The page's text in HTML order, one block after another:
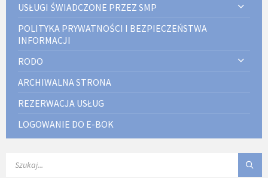
USŁUGI ŚWIADCZONE PRZEZ SMP
POLITYKA PRYWATNOŚCI I BEZPIECZEŃSTWA
INFORMACJI
RODO
ARCHIWALNA STRONA
REZERWACJA USŁUG
LOGOWANIE DO E-BOK